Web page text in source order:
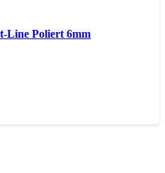
Line Poliert 6mm